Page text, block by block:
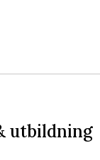
utbildning